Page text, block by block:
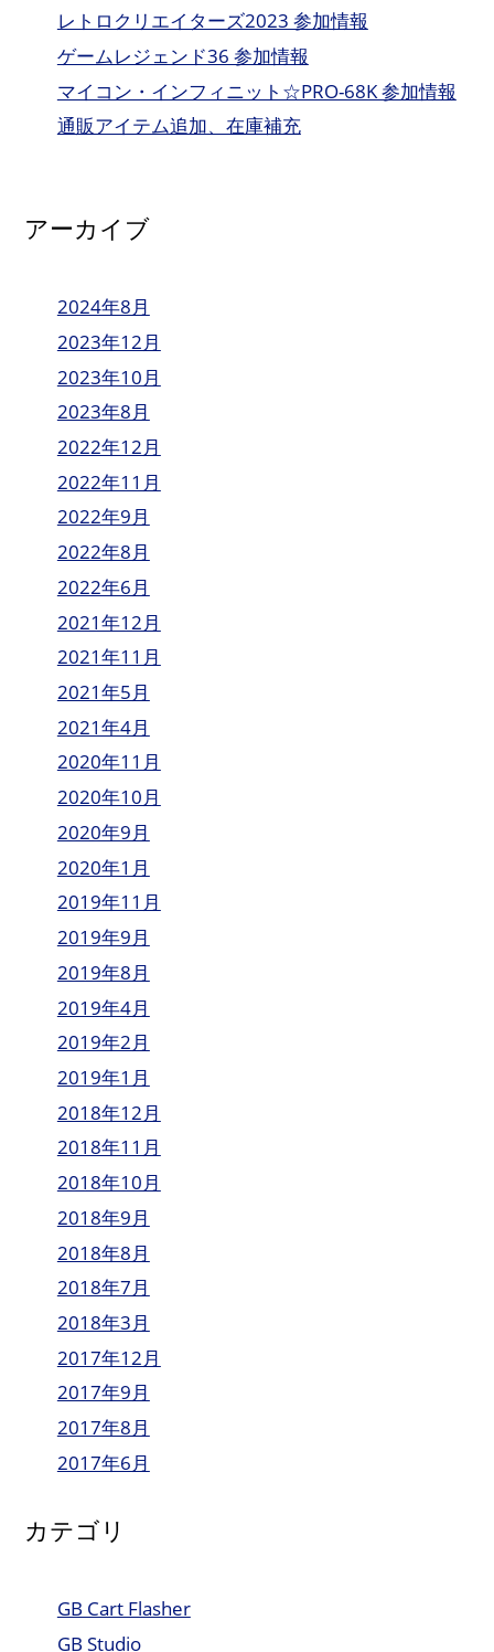
レトロクリエイターズ2023 参加情報
ゲームレジェンド36 参加情報
マイコン・インフィニット☆PRO-68K 参加情報
通販アイテム追加、在庫補充
アーカイブ
2024年8月
2023年12月
2023年10月
2023年8月
2022年12月
2022年11月
2022年9月
2022年8月
2022年6月
2021年12月
2021年11月
2021年5月
2021年4月
2020年11月
2020年10月
2020年9月
2020年1月
2019年11月
2019年9月
2019年8月
2019年4月
2019年2月
2019年1月
2018年12月
2018年11月
2018年10月
2018年9月
2018年8月
2018年7月
2018年3月
2017年12月
2017年9月
2017年8月
2017年6月
カテゴリ
GB Cart Flasher
GB Studio